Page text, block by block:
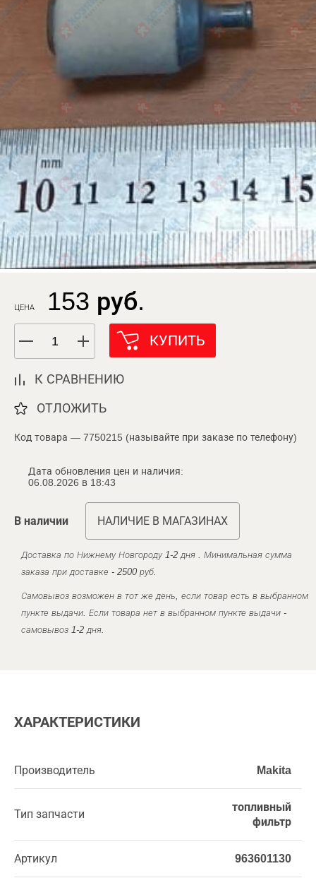
ЦЕНА 153 руб.
КУПИТЬ
К СРАВНЕНИЮ
ОТЛОЖИТЬ
Код товара — 7750215 (называйте при заказе по телефону)
Дата обновления цен и наличия:
06.08.2026 в 18:43
В наличии НАЛИЧИЕ В МАГАЗИНАХ
Доставка по Нижнему Новгороду 1-2 дня . Минимальная сумма
заказа при доставке - 2500 руб.
Самовывоз возможен в тот же день, если товар есть в выбранном
пункте выдачи. Если товара нет в выбранном пункте выдачи -
самовывоз 1-2 дня.
ХАРАКТЕРИСТИКИ
Производитель Makita
Тип запчасти
топливный
фильтр
Артикул 963601130